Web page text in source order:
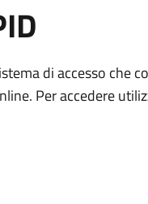
di accesso che
Per accedere